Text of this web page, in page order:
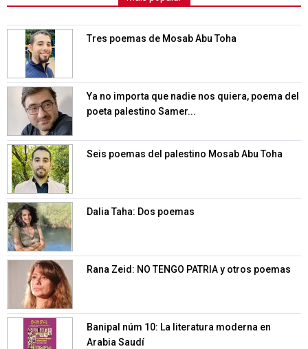
Tres poemas de Mosab Abu Toha
Ya no importa que nadie nos quiera, poema del
poeta palestino Samer...
Seis poemas del palestino Mosab Abu Toha
Dalia Taha: Dos poemas
Rana Zeid: NO TENGO PATRIA y otros poemas
Banipal núm 10: La literatura moderna en
Arabia Saudí